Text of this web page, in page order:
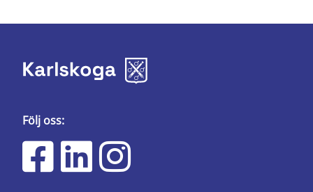
Följ oss: